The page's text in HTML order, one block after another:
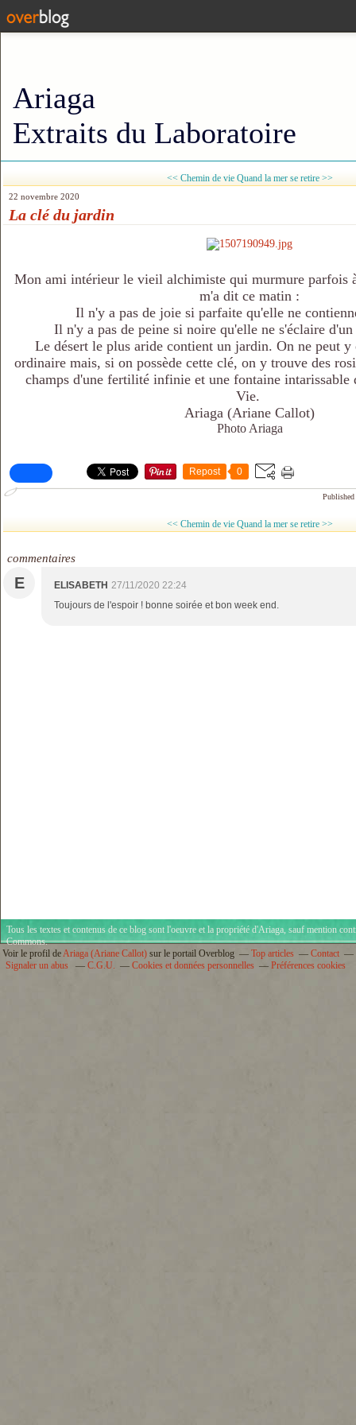
Ariaga
Extraits du Laboratoire
<< Chemin de vie Quand la mer se retire >>
22 novembre 2020
La clé du jardin
Mon ami intérieur le vieil alchimiste qui murmure parfois
m'a dit ce matin :
Il n'y a pas de joie si parfaite qu'elle ne
Il n'y a pas de peine si noire qu'elle ne s'éclaire
Le désert le plus aride contient un jardin. On ne peut y
ordinaire mais, si on possède cette clé, on y trouve des
champs d'une fertilité infinie et une fontaine
Vie.
Ariaga (Ariane Callot)
Photo Ariaga
Repost 0
<< Chemin de vie Quand la mer se retire >>
commentaires
E ELISABETH 27/11/2020 22:24
Toujours de l'espoir ! bonne soirée et bon week end.
Tous les textes et contenus de ce blog sont l'oeuvre et la propriété d'Ariaga, sauf mention
Commons.
Voir le profil deAriaga (Ariane Callot) sur le portail Overblog Top articles
Contact
Signaler un abus
C.G.U. Cookies et données personnelles Préférences cookies